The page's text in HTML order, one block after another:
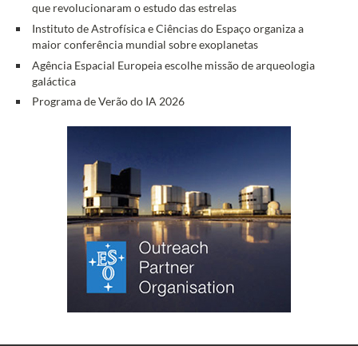
que revolucionaram o estudo das estrelas
Instituto de Astrofísica e Ciências do Espaço organiza a
maior conferência mundial sobre exoplanetas
Agência Espacial Europeia escolhe missão de arqueologia
galáctica
Programa de Verão do IA 2026